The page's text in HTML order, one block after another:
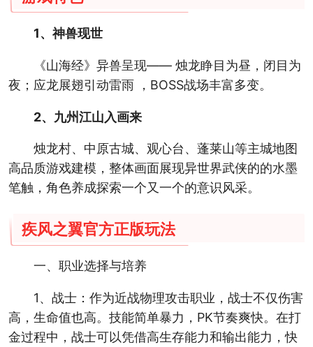
1、神兽现世
《山海经》异兽呈现—— 烛龙睁目为昼，闭目为
夜；应龙展翅引动雷雨 ，BOSS战场丰富多变。
2、九州江山入画来
烛龙村、中原古城、观心台、蓬莱山等主城地图
高品质游戏建模，整体画面展现异世界武侠的的水墨
笔触，角色养成探索一个又一个的意识风采。
疾风之翼官方正版玩法
一、职业选择与培养
1、战士：作为近战物理攻击职业，战士不仅伤害
高，生命值也高。技能简单暴力，PK节奏爽快。在打
金过程中，战士可以凭借高生存能力和输出能力，快